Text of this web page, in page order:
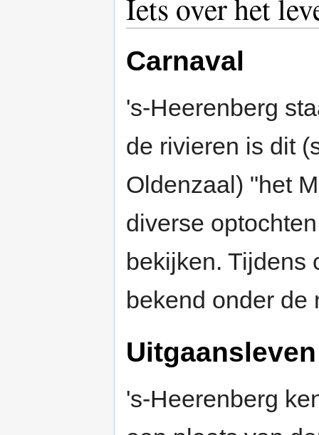
Iets over het
Carnaval
's-Heerenberg
de rivieren is dit
Oldenzaal) "het
diverse
bekijken. Tijdens
bekend onder de
Uitgaansleven
's-Heerenberg